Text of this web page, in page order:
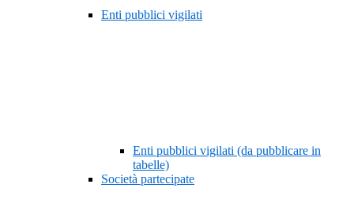
Enti pubblici vigilati
Enti pubblici vigilati (da pubblicare in
tabelle)
Società partecipate